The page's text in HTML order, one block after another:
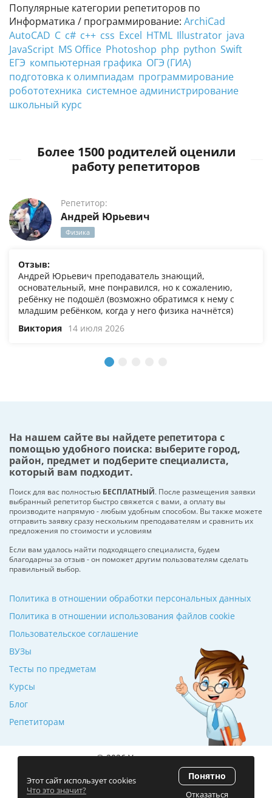
Популярные категории репетиторов по
Информатика / программирование: ArchiCad
AutoCAD C c# c++ css Excel HTML Illustrator java
JavaScript MS Office Photoshop php python Swift
ЕГЭ компьютерная графика ОГЭ (ГИА)
подготовка к олимпиадам программирование
робототехника системное администрирование
школьный курс
Более 1500 родителей оценили
работу репетиторов
Репетитор:
Андрей Юрьевич
Физика
Отзыв:
Андрей Юрьевич преподаватель знающий,
основательный, мне понравился, но к сожалению,
ребёнку не подошёл (возможно обратимся к нему с
младшим ребёнком, когда у него физика начнётся)
Виктория 14 июля 2026
На нашем сайте вы найдете репетитора с
помощью удобного поиска: выберите город,
район, предмет и подберите специалиста,
который вам подходит.
Поиск для вас полностью БЕСПЛАТНЫЙ. После размещения заявки
выбранный репетитор быстро свяжется с вами, а оплату вы
производите напрямую - любым удобным способом. Вы также можете
отправить заявку сразу нескольким преподавателям и сравнить их
предложения по стоимости и условиям
Если вам удалось найти подходящего специалиста, будем
благодарны за отзыв - он поможет другим пользователям сделать
правильный выбор.
ВУЗы
Тесты по предметам
Курсы
Блог
Репетиторам
Политика в отношении обработки персональных данных
Политика в отношении использования файлов cookie
Пользовательское соглашение
© 2026 Училкин.ru
Рейтинг 5.0
(120 отзывов)
Этот сайт использует cookies
Что это значит?
Понятно
Отказаться